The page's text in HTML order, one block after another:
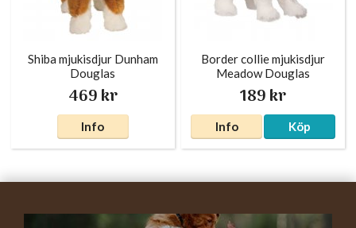
Shiba mjukisdjur Dunham
Douglas
469 kr
Info
Border collie mjukisdjur
Meadow Douglas
189 kr
Info Köp